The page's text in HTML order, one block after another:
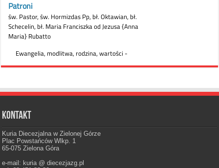
Kontakt
Kuria Diecezjalna w Zielonej Górze
Plac Powstańców Wlkp. 1
65-075 Zielona Góra
e-mail: kuria @ diecezjazg.pl